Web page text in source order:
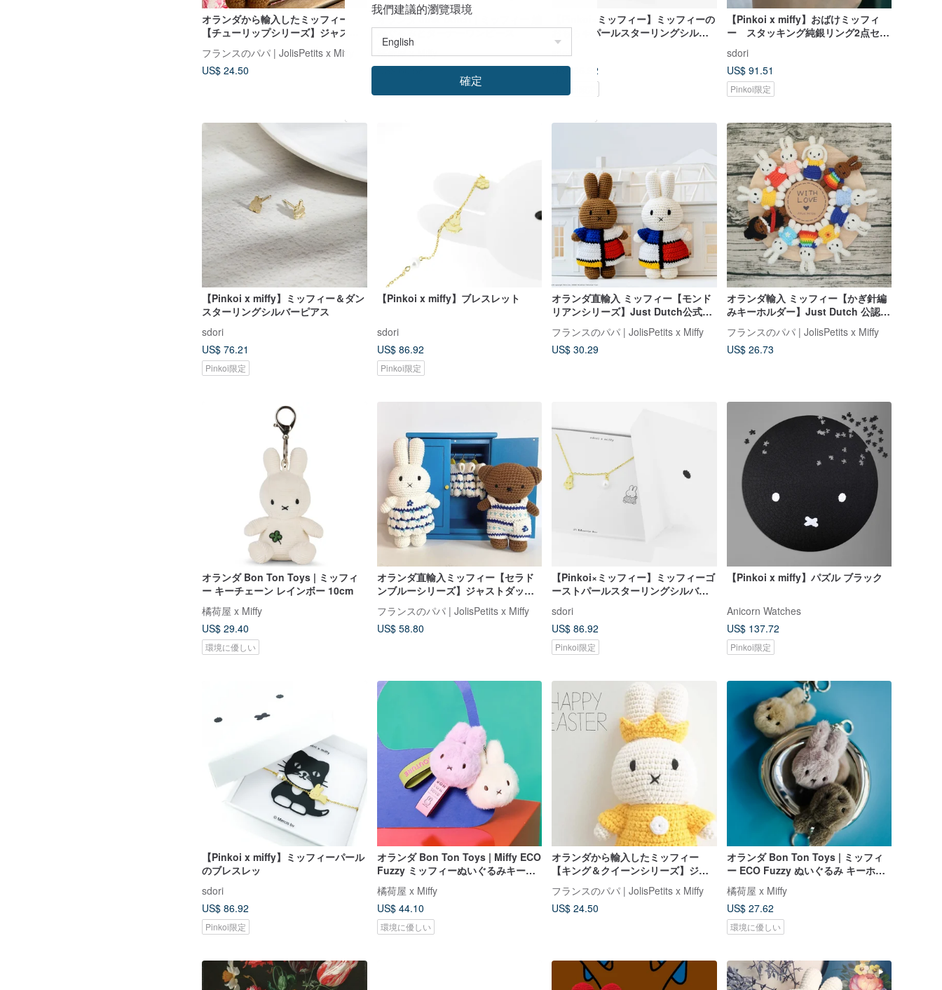
オランダから輸入したミッフィー
【チューリップシリーズ】ジャスト
ぎ針編みミッフィーうさぎ
フランスのパパ | JolisPetits x Miffy
US$ 24.50
オランダ Just Dutch | ミッフィー 編
みぐるみとターナーワンピース
橘荷屋 x Miffy
US$ 60.58
【Pinkoi×ミッフィー】ミッフィーの
おもちゃパールスターリングシルバ
ーブレスレット
sdori
US$ 86.92
【Pinkoi x miffy】おばけミッフィ
ー スタッキング純銀リング2点セッ
sdori
US$ 91.51
Pinkoi限定
【Pinkoi x miffy】ミッフィー＆ダン
スターリングシルバーピアス
sdori
US$ 76.21
Pinkoi限定
【Pinkoi x miffy】ブレスレット
sdori
US$ 86.92
Pinkoi限定
オランダ直輸入 ミッフィー【モンド
リアンシリーズ】Just Dutch公式ラ
イセンス 手編みミッフィーぬいぐる
み
フランスのパパ | JolisPetits x Miffy
US$ 30.29
オランダ輸入 ミッフィー【かぎ針編
みキーホルダー】Just Dutch 公認正
フランスのパパ | JolisPetits x Miffy
US$ 26.73
オランダ Bon Ton Toys | ミッフィ
ー キーチェーン レインボー 10cm
橘荷屋 x Miffy
US$ 29.40
環境に優しい
オランダ直輸入ミッフィー【セラド
ンブルーシリーズ】ジャストダッチ
認定の本格ハンドメイドかぎ針ミッ
フィーうさぎ
フランスのパパ | JolisPetits x Miffy
US$ 58.80
【Pinkoi×ミッフィー】ミッフィーゴ
ーストパールスターリングシルバー
ブレスレット
sdori
US$ 86.92
Pinkoi限定
【Pinkoi x miffy】パズル ブラック
Anicorn Watches
US$ 137.72
Pinkoi限定
【Pinkoi x miffy】ミッフィーパール
のブレスレッ
sdori
US$ 86.92
Pinkoi限定
オランダ Bon Ton Toys | Miffy ECO
Fuzzy ミッフィーぬいぐるみキーホ
ルダーチャーム
橘荷屋 x Miffy
US$ 44.10
環境に優しい
オランダから輸入したミッフィー
【キング＆クイーンシリーズ】ジャ
針ミッフィー
フランスのパパ | JolisPetits x Miffy
US$ 24.50
オランダ Bon Ton Toys | ミッフィ
ー ECO Fuzzy ぬいぐるみ キーホル
ダー
橘荷屋 x Miffy
US$ 27.62
環境に優しい
我們建議的瀏覽環境
確定